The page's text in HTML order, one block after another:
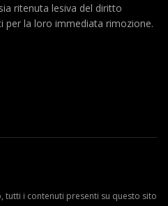
ritenuta lesiva del diritto
per la loro immediata rimozione.
tutti i contenuti presenti su questo sito